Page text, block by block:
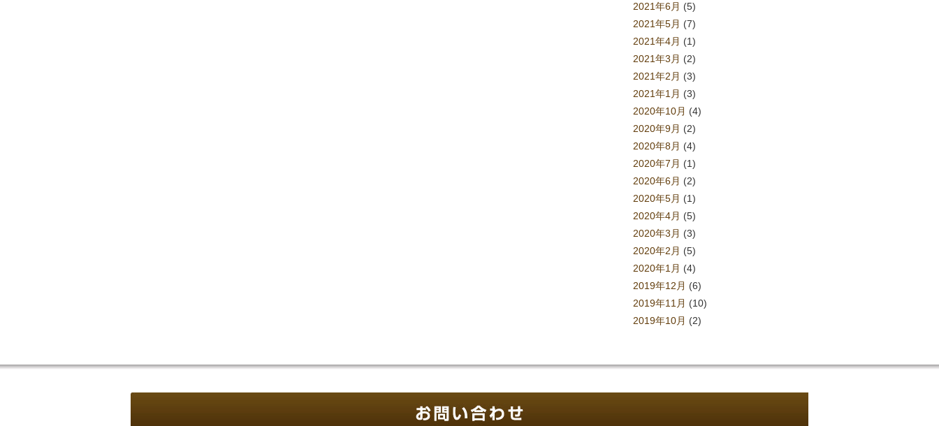
2021年6月 (5)
2021年5月 (7)
2021年4月 (1)
2021年3月 (2)
2021年2月 (3)
2021年1月 (3)
2020年10月 (4)
2020年9月 (2)
2020年8月 (4)
2020年7月 (1)
2020年6月 (2)
2020年5月 (1)
2020年4月 (5)
2020年3月 (3)
2020年2月 (5)
2020年1月 (4)
2019年12月 (6)
2019年11月 (10)
2019年10月 (2)